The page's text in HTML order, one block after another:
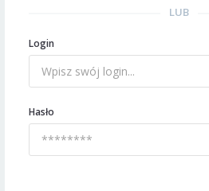
LUB
Login
Hasło